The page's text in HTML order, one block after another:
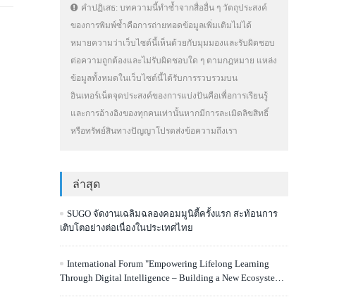
คำปฏิเสธ: บทความนี้ทำซ้ำจากสื่ออื่น ๆ วัตถุประสงค์
ของการพิมพ์ซ้ำคือการถ่ายทอดข้อมูลเพิ่มเติมไม่ได้
หมายความว่าเว็บไซต์นี้เห็นด้วยกับมุมมองและรับผิดชอบ
ต่อความถูกต้องและไม่รับผิดชอบใด ๆ ตามกฎหมาย แหล่ง
ข้อมูลทั้งหมดในเว็บไซต์นี้ได้รับการรวบรวมบน
อินเทอร์เน็ตจุดประสงค์ของการแบ่งปันคือเพื่อการเรียนรู้
และการอ้างอิงของทุกคนเท่านั้นหากมีการละเมิดลิขสิทธิ์
หรือทรัพย์สินทางปัญญาโปรดส่งข้อความถึงเรา
ล่าสุด
SUGO จัดงานเฉลิมฉลองคอมมูนิตี้ครั้งแรก สะท้อนการ
เติบโตอย่างต่อเนื่องในประเทศไทย
International Forum "Empowering Lifelong Learning
Through Digital Intelligence – Building a New Ecosystem